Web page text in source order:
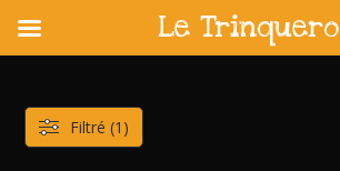
content
Filtré (1)
Le Trinquero